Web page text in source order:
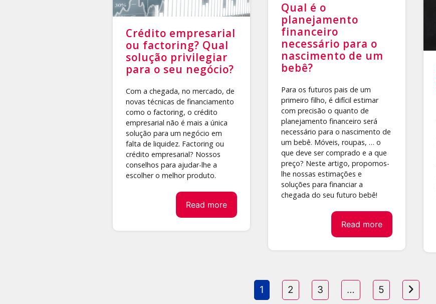
Qual é o
planejamento
financeiro
necessário para o
nascimento de um
bebê?
Para os futuros pais de um
primeiro filho, é difícil estimar
com precisão o quanto de
planejamento financeiro será
necessário para o nascimento de
um bebê. Móveis, roupas, … o
que deve ser comprado e a que
preço? Neste artigo, propomos-
lhe nossas estimações e
soluções para financiar a
chegada do seu futuro bebê!
Read more
Crédito empresarial
ou factoring? Qual
solução privilegiar
para o seu negócio?
Com a chegada, no mercado, de
novas técnicas de financiamento
como o factoring, o crédito
empresarial não é mais a única
solução para um negócio em
falta de liquidez. Factoring ou
crédito empresarial? Nossos
conselhos para ajudar-lhe a
escolher o melhor produto.
Read more
1 2 3 … 5